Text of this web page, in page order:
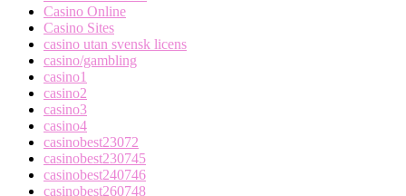
Casino Online
Casino Sites
casino utan svensk licens
casino/gambling
casino1
casino2
casino3
casino4
casinobest23072
casinobest230745
casinobest240746
casinobest260748